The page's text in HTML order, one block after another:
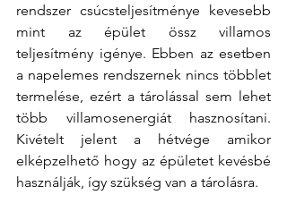
rendszer csúcsteljesítménye kevesebb
mint az épület össz villamos
teljesítmény igénye. Ebben az esetben
a napelemes rendszernek nincs többlet
termelése, ezért a tárolással sem lehet
több villamosenergiát hasznosítani.
Kivételt jelent a hétvége amikor
elképzelhető hogy az épületet kevésbé
használják, így szükség van a tárolásra.